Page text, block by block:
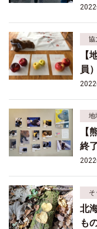
協
【
員
地
【
終
そ
北
も